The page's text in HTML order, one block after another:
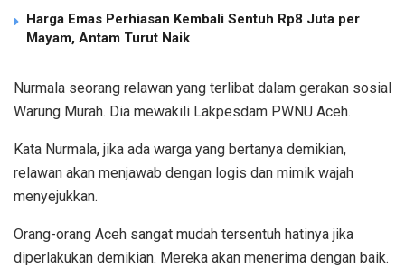
Harga Emas Perhiasan Kembali Sentuh Rp8 Juta per
Mayam, Antam Turut Naik
Nurmala seorang relawan yang terlibat dalam gerakan sosial
Warung Murah. Dia mewakili Lakpesdam PWNU Aceh.
Kata Nurmala, jika ada warga yang bertanya demikian,
relawan akan menjawab dengan logis dan mimik wajah
menyejukkan.
Orang-orang Aceh sangat mudah tersentuh hatinya jika
diperlakukan demikian. Mereka akan menerima dengan baik.